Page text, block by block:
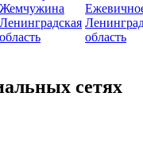
Жемчужина
Ленинградская
область
область
сетях